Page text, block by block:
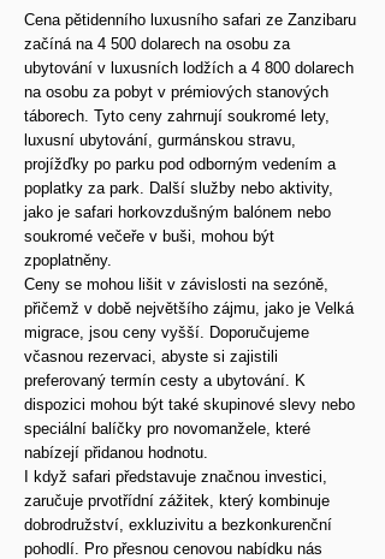
Cena pětidenního luxusního safari ze Zanzibaru
začíná na 4 500 dolarech na osobu za
ubytování v luxusních lodžích a 4 800 dolarech
na osobu za pobyt v prémiových stanových
táborech. Tyto ceny zahrnují soukromé lety,
luxusní ubytování, gurmánskou stravu,
projížďky po parku pod odborným vedením a
poplatky za park. Další služby nebo aktivity,
jako je safari horkovzdušným balónem nebo
soukromé večeře v buši, mohou být
zpoplatněny.
Ceny se mohou lišit v závislosti na sezóně,
přičemž v době největšího zájmu, jako je Velká
migrace, jsou ceny vyšší. Doporučujeme
včasnou rezervaci, abyste si zajistili
preferovaný termín cesty a ubytování. K
dispozici mohou být také skupinové slevy nebo
speciální balíčky pro novomanžele, které
nabízejí přidanou hodnotu.
I když safari představuje značnou investici,
zaručuje prvotřídní zážitek, který kombinuje
dobrodružství, exkluzivitu a bezkonkurenční
pohodlí. Pro přesnou cenovou nabídku nás